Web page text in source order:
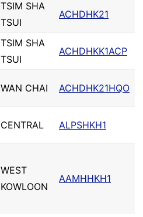
TSIM SHA
TSUI
ACHDHK21
TSIM SHA
TSUI
ACHDHKK1ACP
WAN CHAI ACHDHK21HQO
CENTRAL ALPSHKH1
WEST
KOWLOON
AAMHHKH1